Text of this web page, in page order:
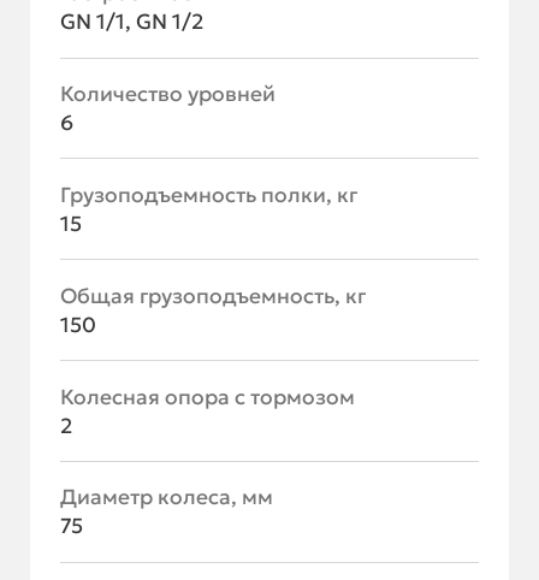
GN 1/1, GN 1/2
Количество уровней
6
Грузоподъемность полки, кг
15
Общая грузоподъемность, кг
150
Колесная опора с тормозом
2
Диаметр колеса, мм
75